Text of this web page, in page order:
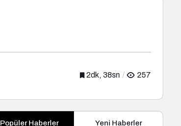
2dk, 38sn 257
Popüler Haberler Yeni Haberler